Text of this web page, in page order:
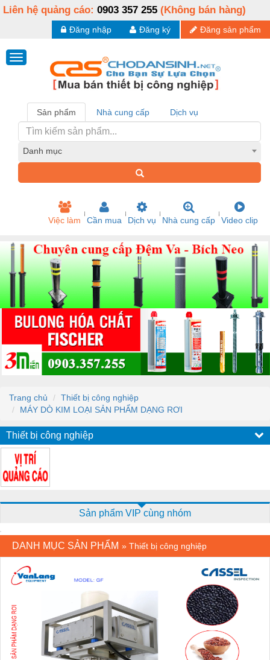
Liên hệ quảng cáo: 0903 357 255 (Không bán hàng)
Đăng sản phẩm
Đăng ký
Đăng nhập
Sản phẩm Nhà cung cấp Dịch vụ
Danh mục
Việc làm Cần mua Dịch vụ Nhà cung cấp Video clip
Trang chủ
Thiết bị công nghiệp
MÁY DÒ KIM LOẠI SẢN PHẨM DẠNG RƠI
Thiết bị công nghiệp
Sản phẩm VIP cùng nhóm
DANH MỤC SẢN PHẨM » Thiết bị công nghiệp